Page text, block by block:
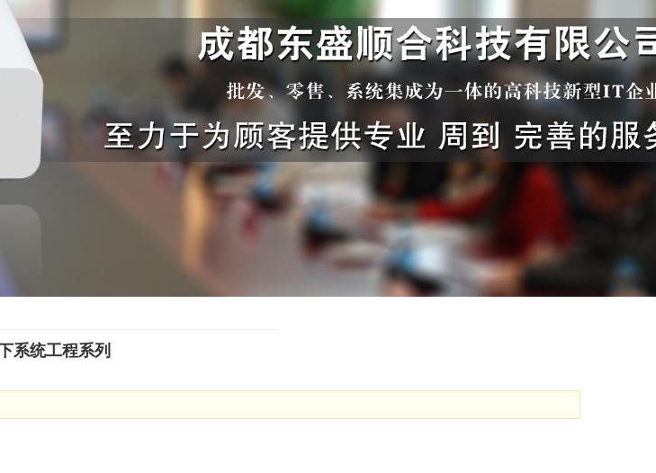
系统工程系列